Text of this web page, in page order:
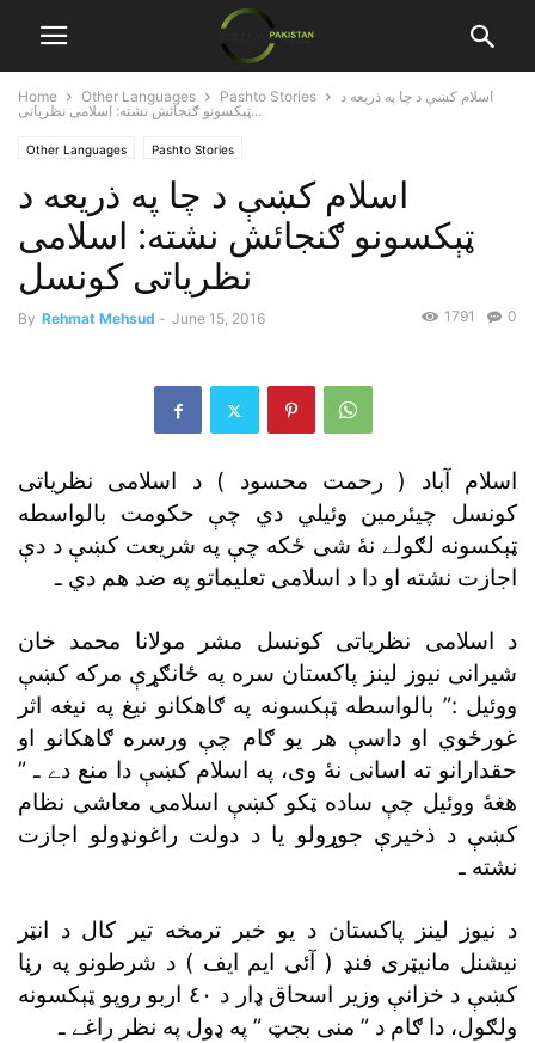
Home Other Languages Pashto Stories
اسلام کښې د چا په ذريعه د
ټېکسونو ګنجائش نشته: اسلامى نظرياتى...
Other Languages Pashto Stories
اسلام کښې د چا په ذريعه د
ټېکسونو ګنجائش نشته: اسلامى
نظرياتى کونسل
By Rehmat Mehsud - June 15, 2016 0
1791
اسلام آباد ( رحمت محسود ) د اسلامى نظرياتى
کونسل چيئرمين وئيلي دي چې حکومت بالواسطه
ټېکسونه لګولے نۀ شى ځکه چې په شريعت کښې د دې
اجازت نشته او دا د اسلامى تعليماتو په ضد هم دي ـ
د اسلامى نظرياتى کونسل مشر مولانا محمد خان
شيرانى نيوز لينز پاکستان سره په ځانګړې مرکه کښې
ووئيل :” بالواسطه ټېکسونه په ګاهکانو نيغ په نيغه اثر
غورځوي او داسې هر يو ګام چې ورسره ګاهکانو او
حقدارانو ته اسانى نۀ وى، په اسلام کښې دا منع دے ـ ”
هغۀ ووئيل چې ساده ټکو کښې اسلامى معاشى نظام
کښې د ذخيرې جوړولو يا د دولت راغونډولو اجازت
نشته ـ
د نيوز لينز پاکستان د يو خبر ترمخه تير کال د انټر
نيشنل مانيټرى فنډ ( آئى ايم ايف ) د شرطونو په رڼا
کښې د خزانې وزير اسحاق ډار د ٤٠ اربو روپو ټېکسونه
ولګول، دا ګام د ” منى بجټ ” په ډول په نظر راغے ـ